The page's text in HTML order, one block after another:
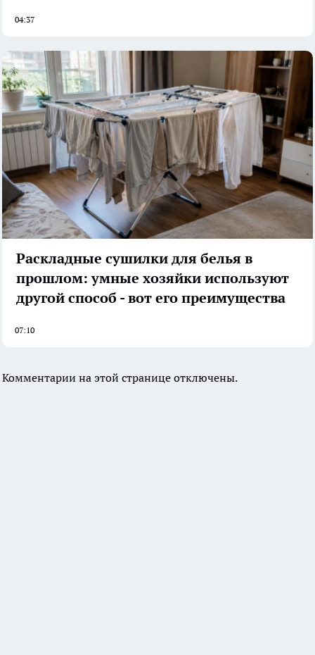
04:37
Раскладные сушилки для белья в
прошлом: умные хозяйки используют
другой способ - вот его преимущества
07:10
Комментарии на этой странице отключены.